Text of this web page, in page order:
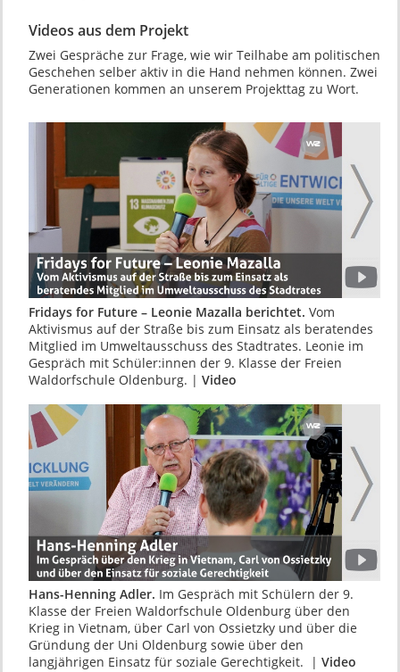
Videos aus dem Projekt
Zwei Gespräche zur Frage, wie wir Teilhabe am politischen
Geschehen selber aktiv in die Hand nehmen können. Zwei
Generationen kommen an unserem Projekttag zu Wort.
Fridays for Future – Leonie Mazalla berichtet. Vom
Aktivismus auf der Straße bis zum Einsatz als beratendes
Mitglied im Umweltausschuss des Stadtrates. Leonie im
Gespräch mit Schüler:innen der 9. Klasse der Freien
Waldorfschule Oldenburg. | Video
Hans-Henning Adler. Im Gespräch mit Schülern der 9.
Klasse der Freien Waldorfschule Oldenburg über den
Krieg in Vietnam, über Carl von Ossietzky und über die
Gründung der Uni Oldenburg sowie über den
langjährigen Einsatz für soziale Gerechtigkeit. | Video